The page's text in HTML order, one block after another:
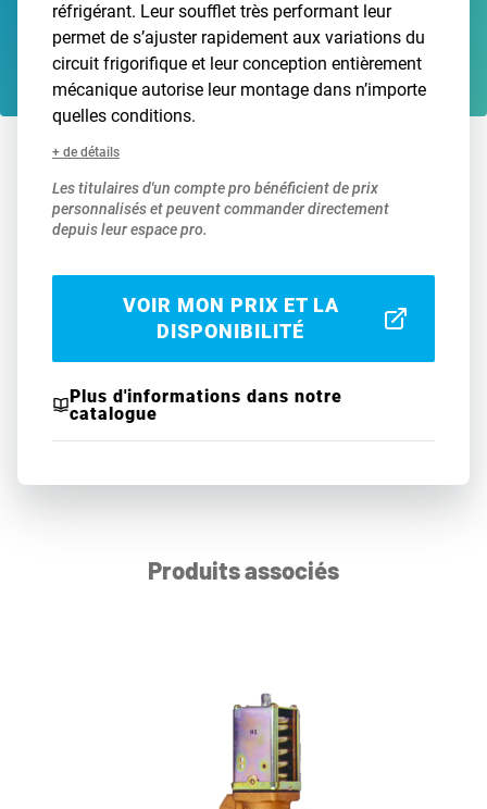
réfrigérant. Leur soufflet très performant leur
permet de s’ajuster rapidement aux variations du
circuit frigorifique et leur conception entièrement
mécanique autorise leur montage dans n’importe
quelles conditions.
+ de détails
Les titulaires d'un compte pro bénéficient de prix
personnalisés et peuvent commander directement
depuis leur espace pro.
VOIR MON PRIX ET LA
DISPONIBILITÉ
Plus d'informations dans notre
catalogue
Produits associés